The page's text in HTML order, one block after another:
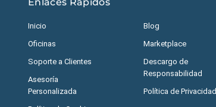
Inicio
Oficinas
Soporte a Clientes
Asesoría
Personalizada
Blog
Marketplace
Descargo de
Responsabilidad
Política de Privacidad